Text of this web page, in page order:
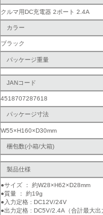
クルマ用DC充電器 2ポート 2.4A
カラー
ブラック
パッケージ重量
JANコード
4518707287618
パッケージ寸法
W55×H160×D30mm
梱包数(小箱/大箱)
製品仕様
●サイズ ： 約W28×H62×D28mm
●質量 ： 約19g
●入力定格 : DC12V/24V
●出力定格 : DC5V/2.4A（合計最大出